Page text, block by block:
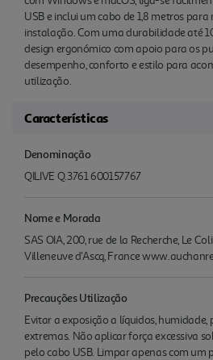
USB e inclui um cabo de 1,8 metros
instalação. Com uma durabilidade até
design ergonómico com apoio para os
desempenho, conforto e estilo para
utilização.
Características
Denominação
QILIVE Q.3761 600157767
Nome e Morada
SAS OIA, 200, rue de la Recherche, Le
Villeneuve d'Ascq, France
Precauções Utilização
Evitar a exposição a líquidos,
extremas. Não aplicar força excessiva
pelo cabo USB. Limpar apenas com um